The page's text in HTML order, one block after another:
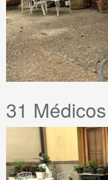
31 Médicos